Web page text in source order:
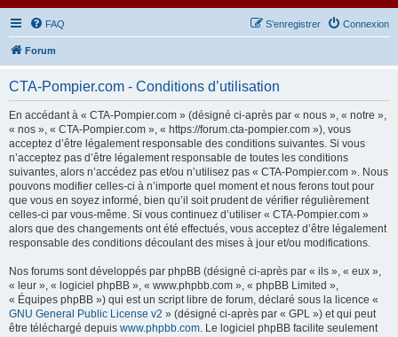
FAQ Connexion
S’enregistrer
Forum
CTA-Pompier.com - Conditions d’utilisation
En accédant à « CTA-Pompier.com » (désigné ci-après par « nous », « notre »,
« nos », « CTA-Pompier.com », « https://forum.cta-pompier.com »), vous
acceptez d’être légalement responsable des conditions suivantes. Si vous
n’acceptez pas d’être légalement responsable de toutes les conditions
suivantes, alors n’accédez pas et/ou n’utilisez pas « CTA-Pompier.com ». Nous
pouvons modifier celles-ci à n’importe quel moment et nous ferons tout pour
que vous en soyez informé, bien qu’il soit prudent de vérifier régulièrement
celles-ci par vous-même. Si vous continuez d’utiliser « CTA-Pompier.com »
alors que des changements ont été effectués, vous acceptez d’être légalement
responsable des conditions découlant des mises à jour et/ou modifications.
Nos forums sont développés par phpBB (désigné ci-après par « ils », « eux »,
« leur », « logiciel phpBB », « www.phpbb.com », « phpBB Limited »,
« Équipes phpBB ») qui est un script libre de forum, déclaré sous la licence «
GNU General Public License v2 » (désigné ci-après par « GPL ») et qui peut
être téléchargé depuis www.phpbb.com. Le logiciel phpBB facilite seulement